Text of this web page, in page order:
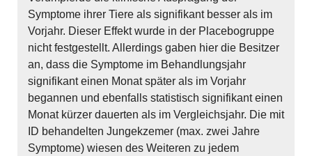
Symptome ihrer Tiere als signifikant besser als im
Vorjahr. Dieser Effekt wurde in der Placebogruppe
nicht festgestellt. Allerdings gaben hier die Besitzer
an, dass die Symptome im Behandlungsjahr
signifikant einen Monat später als im Vorjahr
begannen und ebenfalls statistisch signifikant einen
Monat kürzer dauerten als im Vergleichsjahr. Die mit
ID behandelten Jungekzemer (max. zwei Jahre
Symptome) wiesen des Weiteren zu jedem